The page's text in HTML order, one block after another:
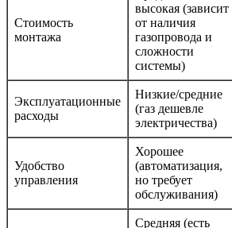
Стоимость
монтажа
высокая (зависит
от наличия
газопровода и
сложности
системы)
Эксплуатационные
расходы
Низкие/средние
(газ дешевле
электричества)
Удобство
управления
Хорошее
(автоматизация,
но требует
обслуживания)
Средняя (есть